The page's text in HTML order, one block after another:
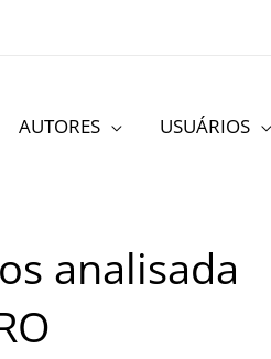
AUTORES USUÁRIOS
analisada